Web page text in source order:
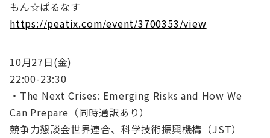
もん☆ぱるなす
https://peatix.com/event/3700353/view
10月27日(金)
22:00-23:30
・The Next Crises: Emerging Risks and How We
Can Prepare（同時通訳あり）
競争力懇談会世界連合、科学技術振興機構（JST）